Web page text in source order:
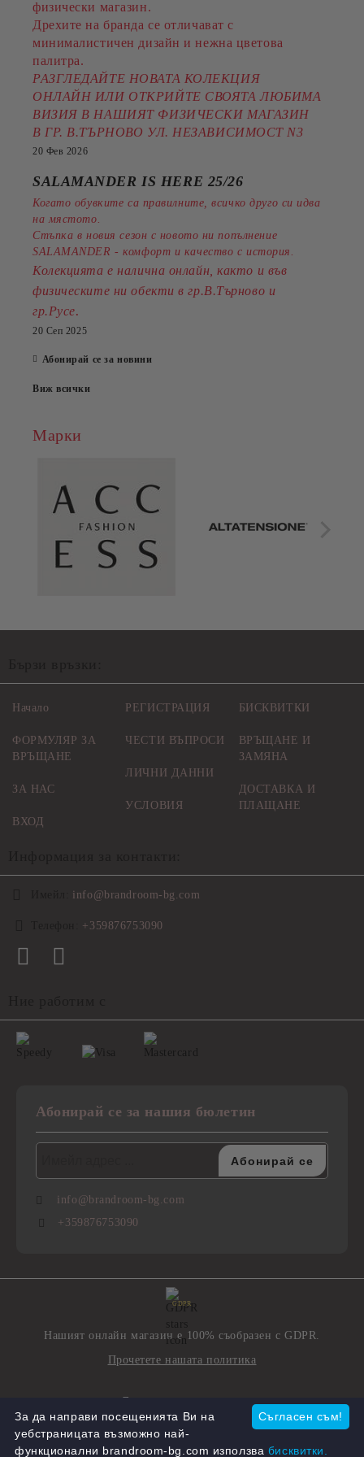
физически магазин.
Дрехите на бранда се отличават с
минималистичен дизайн и нежна цветова
палитра.
РАЗГЛЕДАЙТЕ НОВАТА КОЛЕКЦИЯ
ОНЛАЙН ИЛИ ОТКРИЙТЕ СВОЯТА ЛЮБИМА
ВИЗИЯ В НАШИЯТ ФИЗИЧЕСКИ МАГАЗИН
В ГР. В.ТЪРНОВО УЛ. НЕЗАВИСИМОСТ N3
20 Фев 2026
SALAMANDER IS HERE 25/26
Когато обувките са правилните, всичко друго си идва
на мястото.
Стъпка в новия сезон с новото ни попълнение
SALAMANDER - комфорт и качество с история.
Колекцията е налична онлайн, както и във
физическите ни обекти в гр.В.Търново и
гр.Русе.
20 Сеп 2025
Абонирай се за новини
Виж всички
Марки
Начало
ФОРМУЛЯР ЗА
ВРЪЩАНЕ
ЗА НАС
ВХОД
РЕГИСТРАЦИЯ
ЧЕСТИ ВЪПРОСИ
ЛИЧНИ ДАННИ
УСЛОВИЯ
БИСКВИТКИ
ВРЪЩАНЕ И
ЗАМЯНА
ДОСТАВКА И
ПЛАЩАНЕ
info@brandroom-bg.com
+359876753090
Абонирай се за нашия бюлетин
info@brandroom-bg.com
+359876753090
GDPR
Нашият онлайн магазин е 100% съобразен с GDPR.
Прочетете нашата политика
Онлайн магазин от SELITON
Съгласен съм!
За да направи посещенията Ви на
уебстраницата възможно най-
функционални brandroom-bg.com използва бисквитки.